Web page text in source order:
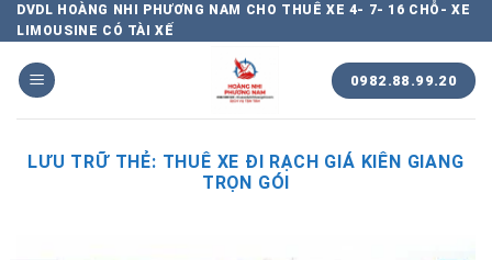
Chuyển
đến
nội
dung
DVDL HOÀNG NHI PHƯƠNG NAM CHO THUÊ XE 4- 7- 16 CHỖ- XE
LIMOUSINE CÓ TÀI XẾ
0982.88.99.20
LƯU TRỮ THẺ: THUÊ XE ĐI RẠCH GIÁ KIÊN GIANG
TRỌN GÓI